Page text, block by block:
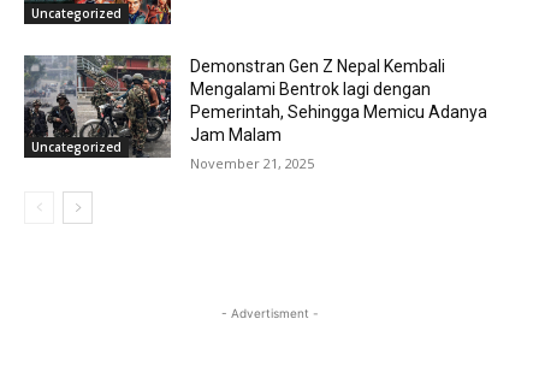
Uncategorized
Uncategorized
Demonstran Gen Z Nepal Kembali
Mengalami Bentrok lagi dengan
Pemerintah, Sehingga Memicu Adanya
Jam Malam
November 21, 2025
- Advertisment -